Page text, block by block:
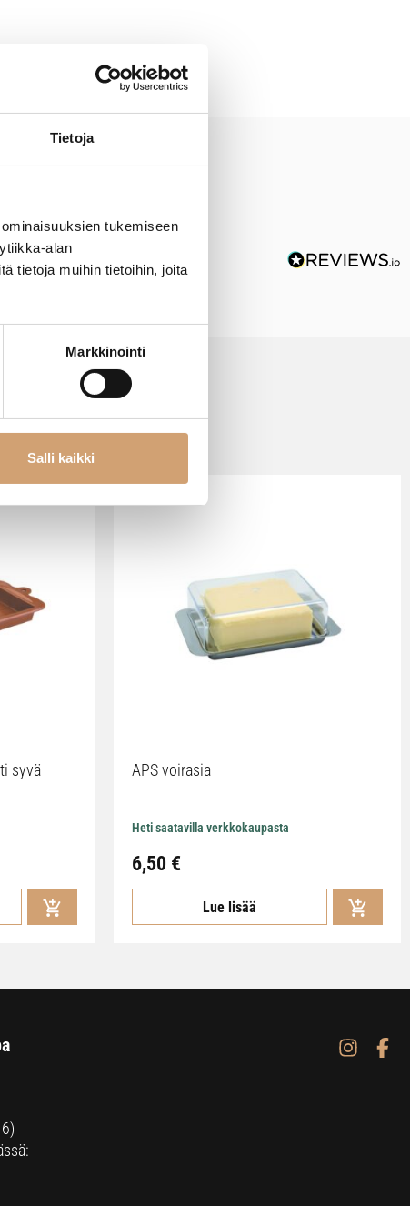
Tietoja
tukemiseen
alan
tietoja muihin tietoihin, joita
Markkinointi
Salli kaikki
syvä APS voirasia
Heti saatavilla verkkokaupasta
6,50 €
Lue lisää